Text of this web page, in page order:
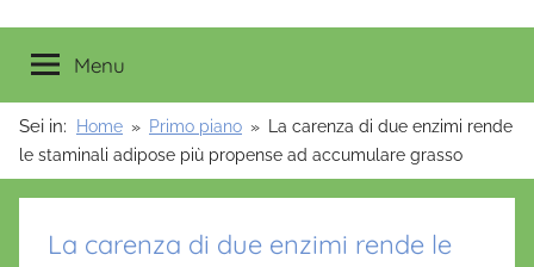
Menu
Sei in: Home Primo piano
La carenza di due enzimi rende
le staminali adipose più propense ad accumulare grasso
La carenza di due enzimi rende le